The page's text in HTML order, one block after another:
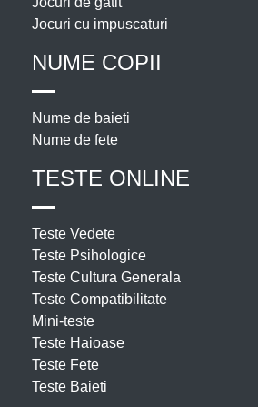
Jocuri cu impuscaturi
NUME COPII
Nume de baieti
Nume de fete
TESTE ONLINE
Teste Vedete
Teste Psihologice
Teste Cultura Generala
Teste Compatibilitate
Mini-teste
Teste Haioase
Teste Fete
Teste Baieti